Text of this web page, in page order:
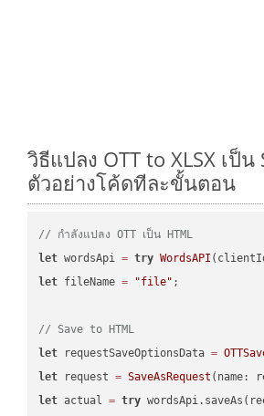
วิธีแปลง OTT to XLSX เป็น
ตัวอย่างโค้ดทีละขั้นตอน
// กำลังแปลง OTT เป็น HTML
let wordsApi = try WordsAPI
let fileName = "file" ;
// Save to HTML
let requestSaveOptionsData =
let request = SaveAsRequest (name:
let actual = try